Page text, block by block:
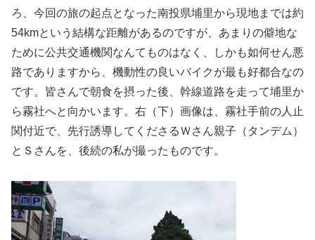
ろ、今回の旅の起点となった南投県埔里から現地までは約
54kmという結構な距離があるのですが、あまりの僻地な
ために公共交通機関なんてものはなく、しかも如何せん悪
路でありますから、機動性の良いバイクが最も好都合なの
です。皆さんで朝食を摂った後、幹線道路を走って埔里か
ら霧社へと向かいます。右（下）画像は、霧社手前の人止
関付近で、先行誘導してくださるＷさん親子（タンデム）
とＳさんを、後続の私が撮ったものです。